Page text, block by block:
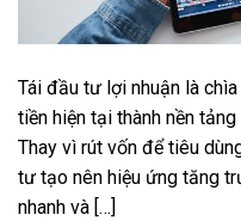
Tái đầu tư lợi nhuận là
tiền hiện tại thành nền
Thay vì rút vốn để tiêu
tư tạo nên hiệu ứng tăng
nhanh và […]